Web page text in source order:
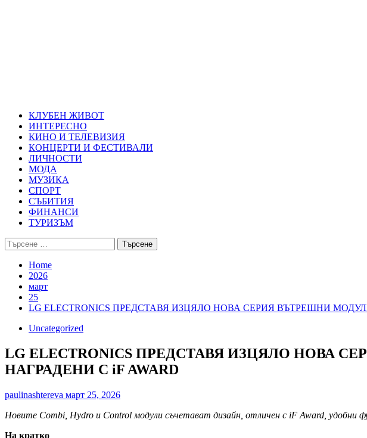
КЛУБЕН ЖИВОТ
ИНТЕРЕСНО
КИНО И ТЕЛЕВИЗИЯ
КОНЦЕРТИ И ФЕСТИВАЛИ
ЛИЧНОСТИ
МОДА
МУЗИКА
СПОРТ
СЪБИТИЯ
ФИНАНСИ
ТУРИЗЪМ
Търсене
за:
Home
2026
март
25
LG ELECTRONICS ПРЕДСТАВЯ ИЗЦЯЛО НОВА СЕРИЯ ВЪТРЕШНИ
Uncategorized
LG ELECTRONICS ПРЕДСТАВЯ ИЗЦЯЛО НОВА
НАГРАДЕНИ С iF AWARD
paulinashtereva март 25, 2026
Новите Combi, Hydro и Control модули съчетават дизайн, отличен с iF Award, удобни
На кратко